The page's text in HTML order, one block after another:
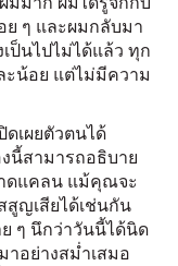
ย ๆ และผมกลับมา
ป็นไปไม่ได้แล้ว ทุก
ะน้อย แต่ไม่มีความ
เผยตัวตนได้
นี้สามารถอธิบาย
าดแคลน แม้คุณจะ
สูญเสียได้เช่นกัน
ๆ นึกว่าวันนี้ได้นิด
าอย่างสม่ำเสมอ